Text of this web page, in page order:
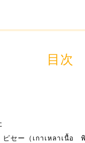
目次
ピセー（เกาเหลาเนื้อ พิ